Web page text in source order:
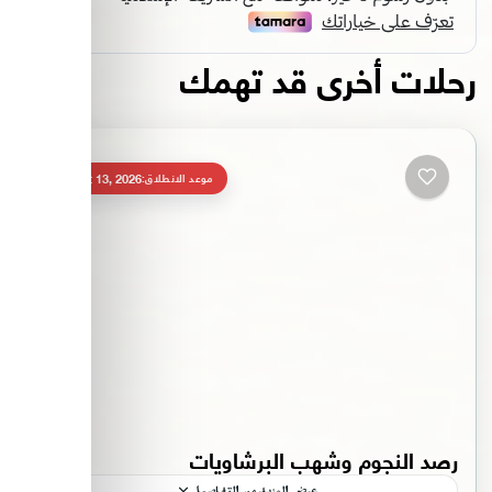
رحلات أخرى قد تهمك
موعد الانطلاق:August 13, 2026
رصد النجوم وشهب البرشاويات